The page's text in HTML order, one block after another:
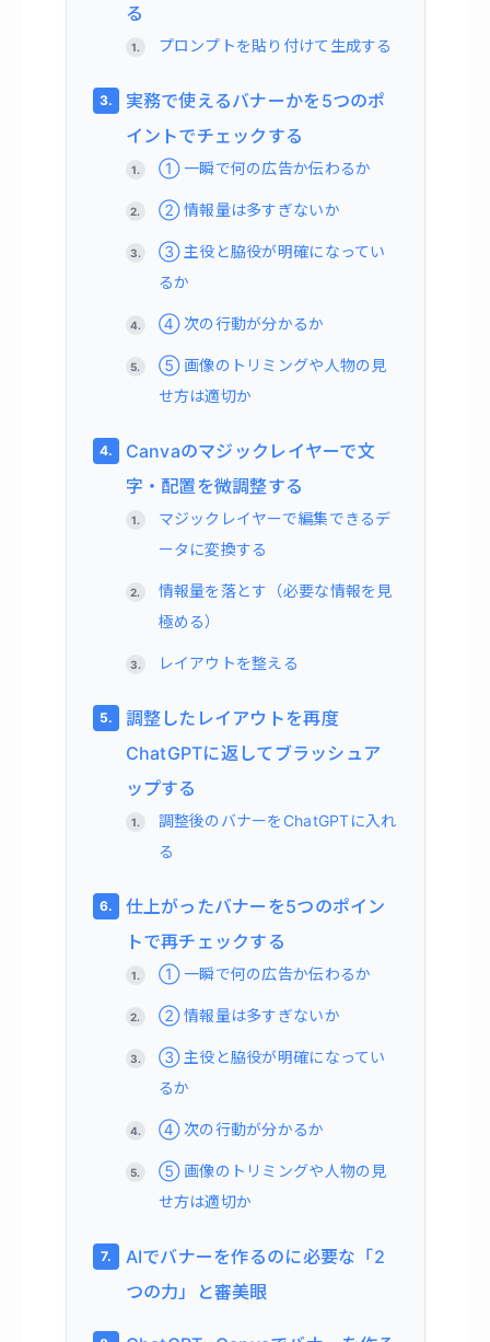
る
プロンプトを貼り付けて生成する
実務で使えるバナーかを5つのポ
イントでチェックする
① 一瞬で何の広告か伝わるか
② 情報量は多すぎないか
③ 主役と脇役が明確になってい
るか
④ 次の行動が分かるか
⑤ 画像のトリミングや人物の見
せ方は適切か
Canvaのマジックレイヤーで文
字・配置を微調整する
マジックレイヤーで編集できるデ
ータに変換する
情報量を落とす（必要な情報を見
極める）
レイアウトを整える
調整したレイアウトを再度
ChatGPTに返してブラッシュア
ップする
調整後のバナーをChatGPTに入れ
る
仕上がったバナーを5つのポイン
トで再チェックする
① 一瞬で何の広告か伝わるか
② 情報量は多すぎないか
③ 主役と脇役が明確になってい
るか
④ 次の行動が分かるか
⑤ 画像のトリミングや人物の見
せ方は適切か
AIでバナーを作るのに必要な「2
つの力」と審美眼